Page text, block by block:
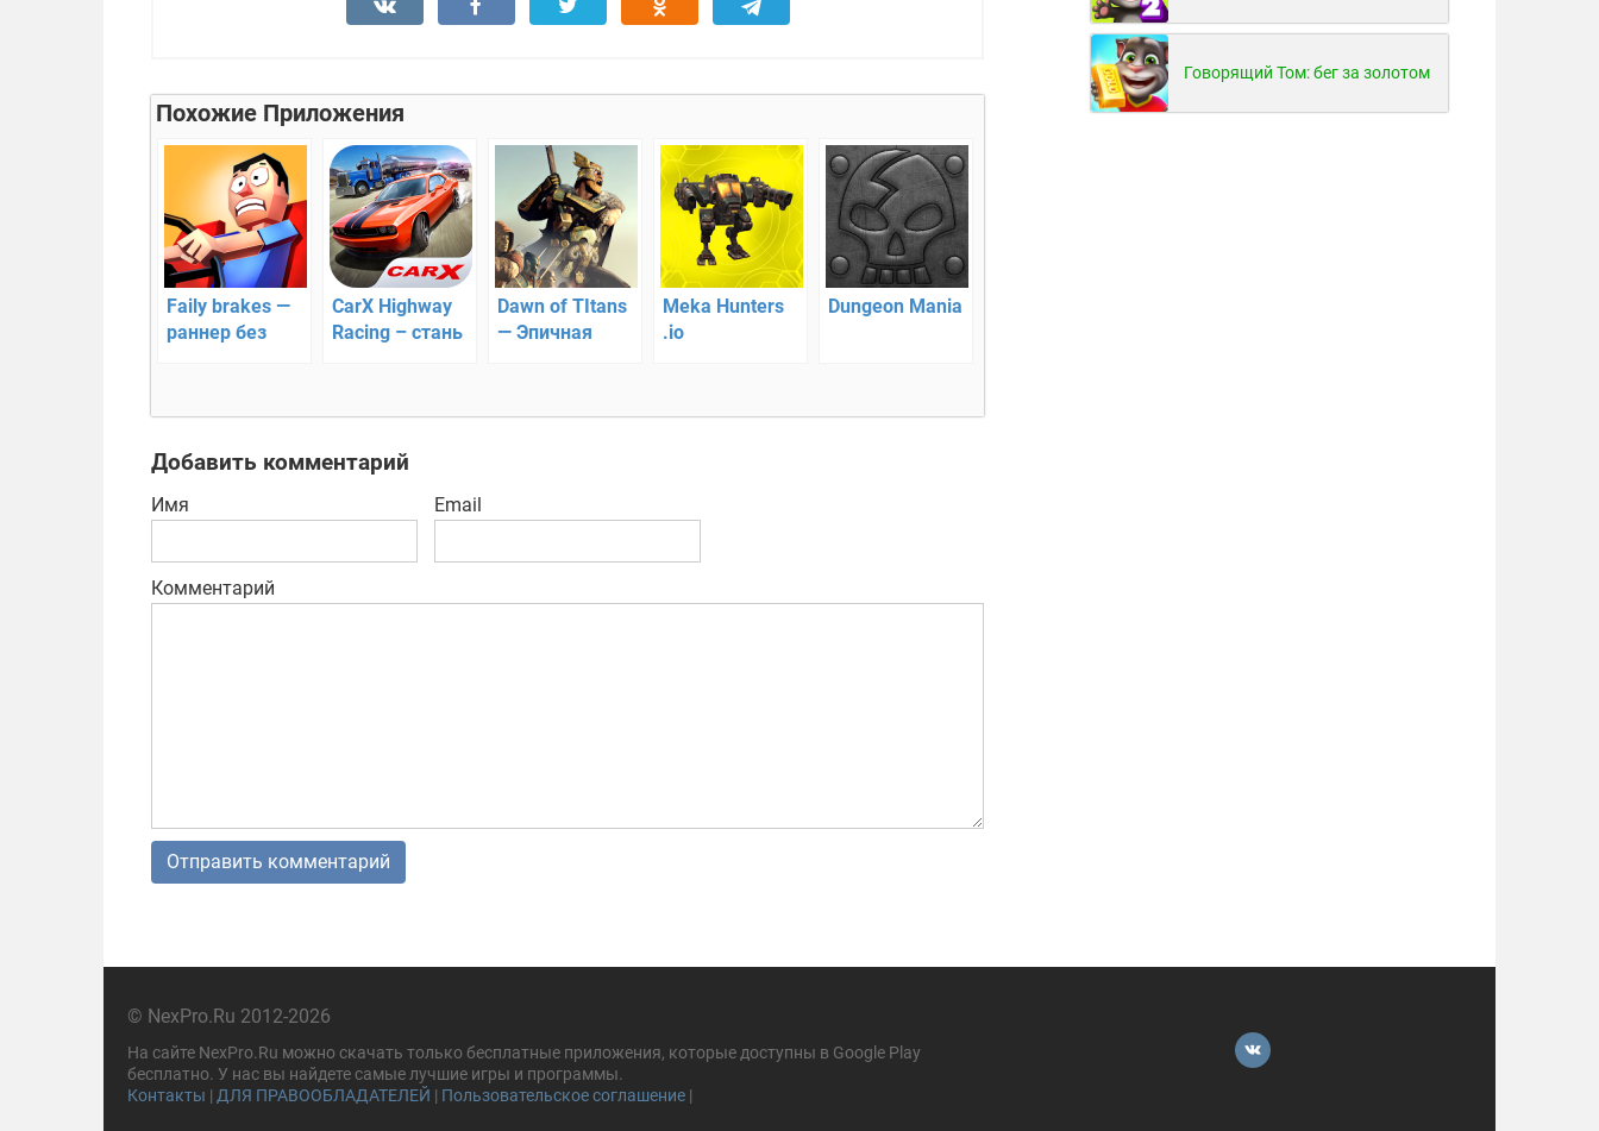
Похожие Приложения
Faily brakes —
раннер без
CarX Highway
Racing – стань
Dawn of TItans
— Эпичная
Meka Hunters
.io
Dungeon Mania
Добавить комментарий
Имя Email
Комментарий
Говорящий Том: бег за золотом
© NexPro.Ru 2012-2026
На сайте NexPro.Ru можно скачать только бесплатные приложения, которые доступны в Google Play
бесплатно. У нас вы найдете самые лучшие игры и программы.
Контакты | ДЛЯ ПРАВООБЛАДАТЕЛЕЙ | Пользовательское соглашение |